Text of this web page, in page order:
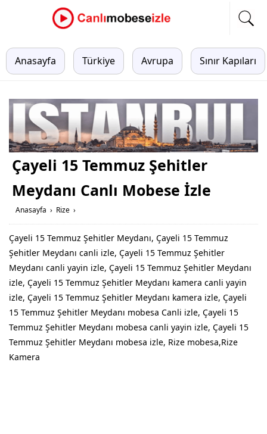
Anasayfa Türkiye Avrupa Sınır Kapıları
Çayeli 15 Temmuz Şehitler
Meydanı Canlı Mobese İzle
Anasayfa › Rize ›
Çayeli 15 Temmuz Şehitler Meydanı, Çayeli 15 Temmuz
Şehitler Meydanı canli izle, Çayeli 15 Temmuz Şehitler
Meydanı canli yayin izle, Çayeli 15 Temmuz Şehitler Meydanı
izle, Çayeli 15 Temmuz Şehitler Meydanı kamera canli yayin
izle, Çayeli 15 Temmuz Şehitler Meydanı kamera izle, Çayeli
15 Temmuz Şehitler Meydanı mobesa Canli izle, Çayeli 15
Temmuz Şehitler Meydanı mobesa canli yayin izle, Çayeli 15
Temmuz Şehitler Meydanı mobesa izle, Rize mobesa,Rize
Kamera